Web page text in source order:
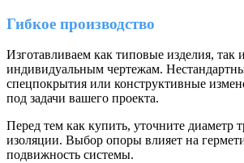
Гибкое производство
Изготавливаем как типовые изделия, так
индивидуальным чертежам.
спецпокрытия или конструктивные
под задачи вашего проекта.
Перед тем как купить, уточните диаметр
изоляции. Выбор опоры влияет на
подвижность системы.